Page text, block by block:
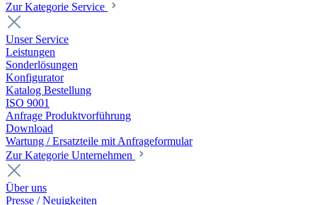
Zur Kategorie Service
Unser Service
Leistungen
Sonderlösungen
Konfigurator
Katalog Bestellung
ISO 9001
Anfrage Produktvorführung
Download
Wartung / Ersatzteile mit Anfrageformular
Zur Kategorie Unternehmen
Über uns
Presse / Neuigkeiten